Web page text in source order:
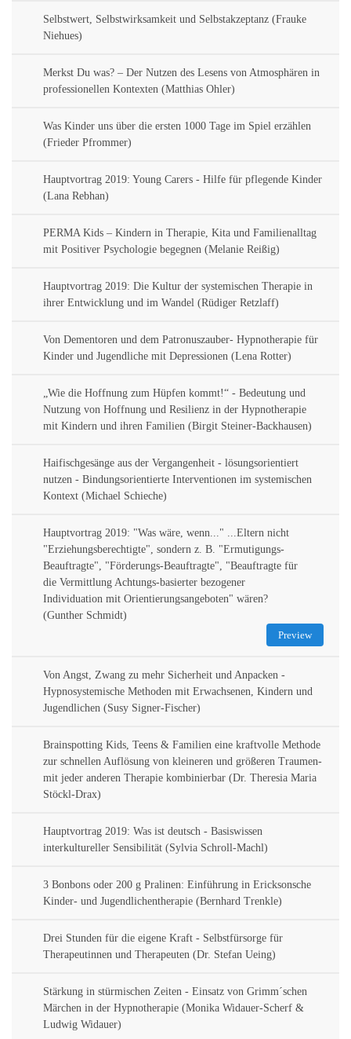
Selbstwert, Selbstwirksamkeit und Selbstakzeptanz (Frauke
Niehues)
Merkst Du was? – Der Nutzen des Lesens von Atmosphären in
professionellen Kontexten (Matthias Ohler)
Was Kinder uns über die ersten 1000 Tage im Spiel erzählen
(Frieder Pfrommer)
Hauptvortrag 2019: Young Carers - Hilfe für pflegende Kinder
(Lana Rebhan)
PERMA Kids – Kindern in Therapie, Kita und Familienalltag
mit Positiver Psychologie begegnen (Melanie Reißig)
Hauptvortrag 2019: Die Kultur der systemischen Therapie in
ihrer Entwicklung und im Wandel (Rüdiger Retzlaff)
Von Dementoren und dem Patronuszauber- Hypnotherapie für
Kinder und Jugendliche mit Depressionen (Lena Rotter)
„Wie die Hoffnung zum Hüpfen kommt!“ - Bedeutung und
Nutzung von Hoffnung und Resilienz in der Hypnotherapie
mit Kindern und ihren Familien (Birgit Steiner-Backhausen)
Haifischgesänge aus der Vergangenheit - lösungsorientiert
nutzen - Bindungsorientierte Interventionen im systemischen
Kontext (Michael Schieche)
Hauptvortrag 2019: "Was wäre, wenn..." ...Eltern nicht
"Erziehungsberechtigte", sondern z. B. "Ermutigungs-
Beauftragte", "Förderungs-Beauftragte", "Beauftragte für
die Vermittlung Achtungs-basierter bezogener
Individuation mit Orientierungsangeboten" wären?
(Gunther Schmidt)
Preview
Von Angst, Zwang zu mehr Sicherheit und Anpacken -
Hypnosystemische Methoden mit Erwachsenen, Kindern und
Jugendlichen (Susy Signer-Fischer)
Brainspotting Kids, Teens & Familien eine kraftvolle Methode
zur schnellen Auflösung von kleineren und größeren Traumen-
mit jeder anderen Therapie kombinierbar (Dr. Theresia Maria
Stöckl-Drax)
Hauptvortrag 2019: Was ist deutsch - Basiswissen
interkultureller Sensibilität (Sylvia Schroll-Machl)
3 Bonbons oder 200 g Pralinen: Einführung in Ericksonsche
Kinder- und Jugendlichentherapie (Bernhard Trenkle)
Drei Stunden für die eigene Kraft - Selbstfürsorge für
Therapeutinnen und Therapeuten (Dr. Stefan Ueing)
Stärkung in stürmischen Zeiten - Einsatz von Grimm´schen
Märchen in der Hypnotherapie (Monika Widauer-Scherf &
Ludwig Widauer)